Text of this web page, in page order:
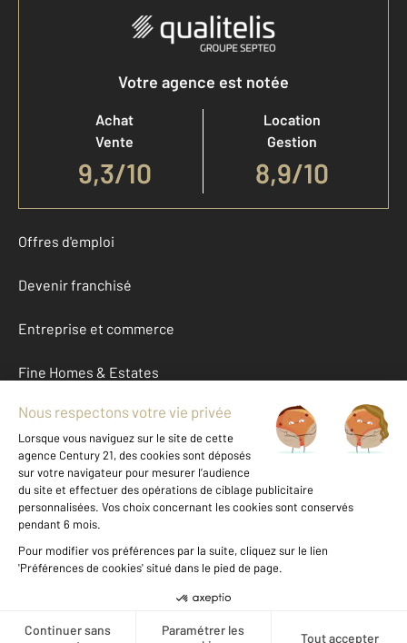
Votre agence est notée
Achat
Vente
9,3/10
Location
Gestion
8,9/10
Offres d'emploi
Devenir franchisé
Entreprise et commerce
Fine Homes & Estates
À propos
International
Nous contacter
Données personnelles
Gestionnaire des cookies